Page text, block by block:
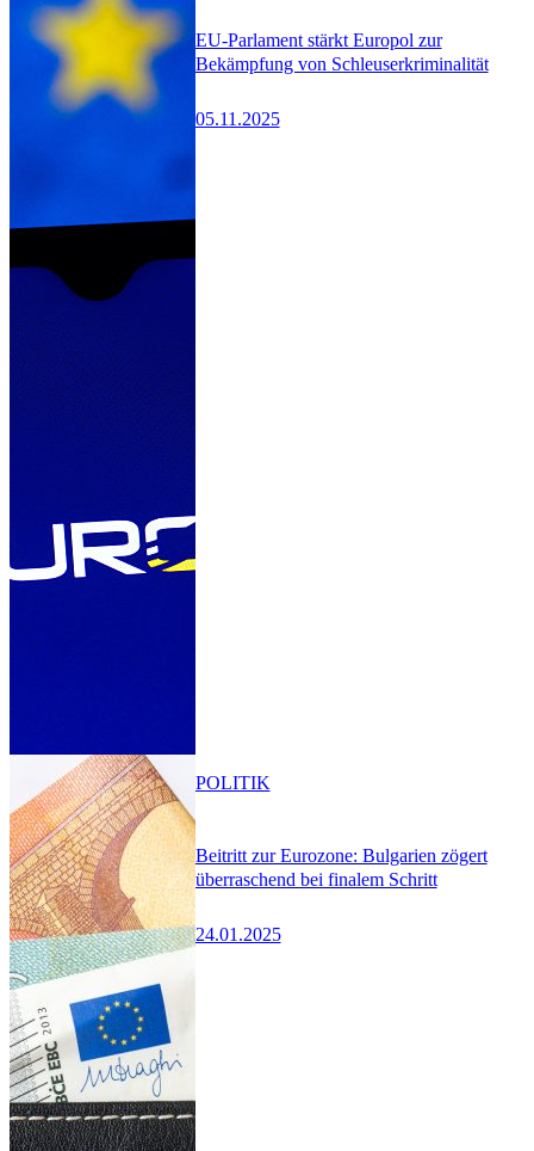
EU-Parlament stärkt Europol zur
Bekämpfung von Schleuserkriminalität
05.11.2025
Beitritt zur Eurozone: Bulgarien zögert
überraschend bei finalem Schritt
24.01.2025
POLITIK